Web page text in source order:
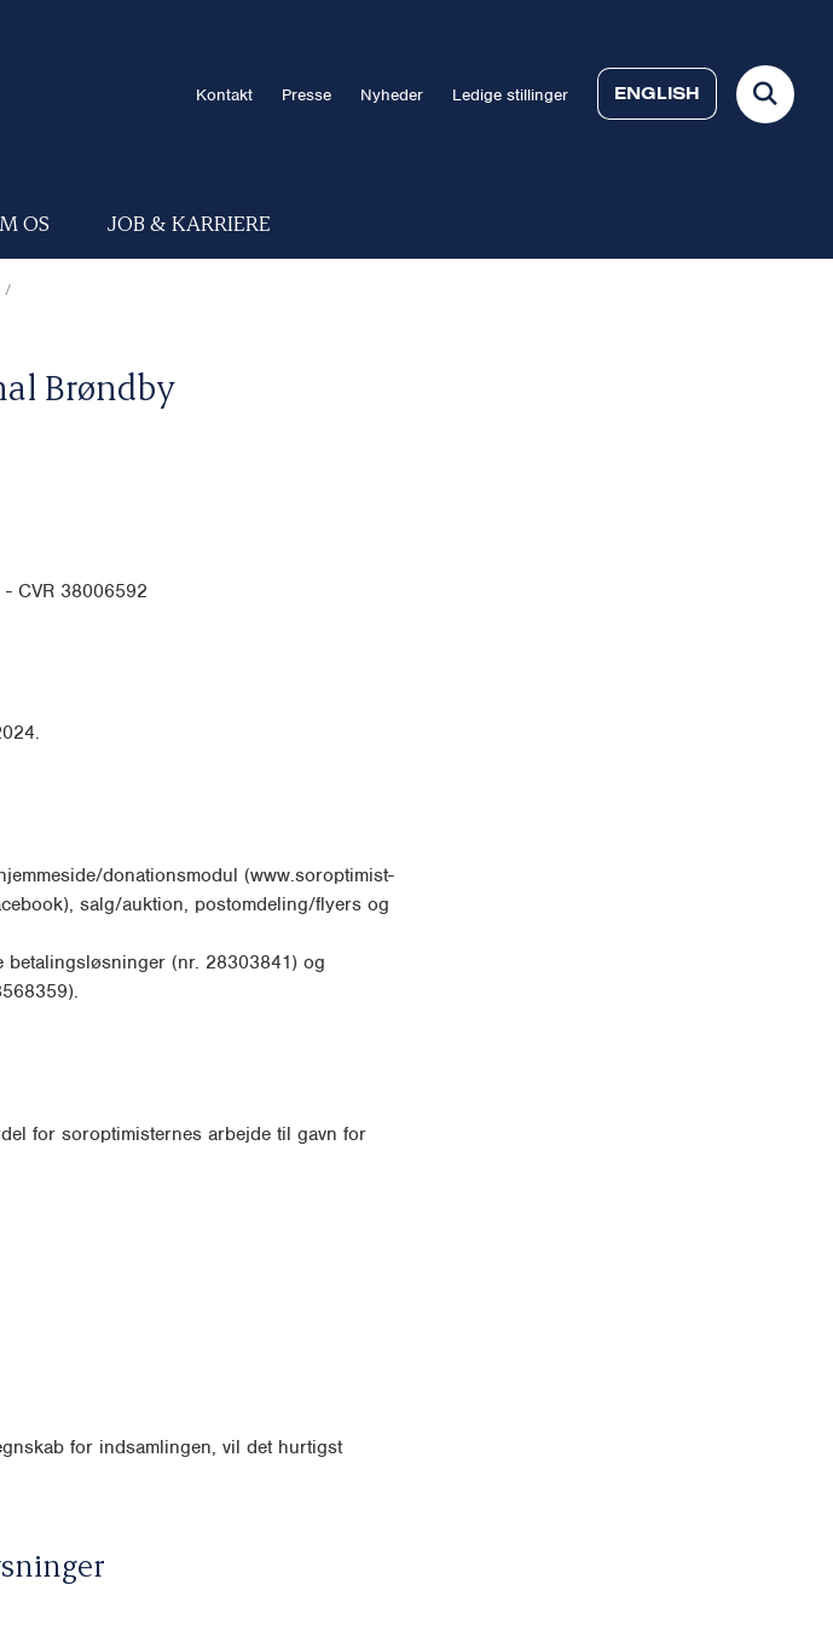
Kontakt Presse Nyheder Ledige stillinger ENGLISH
OS JOB & KARRIERE
Brøndby
CVR 38006592
donationsmodul (www.soroptimist-
salg/auktion, postomdeling/flyers og
betalingsløsninger (nr. 28303841) og
for soroptimisternes arbejde til gavn for
for indsamlingen, vil det hurtigst